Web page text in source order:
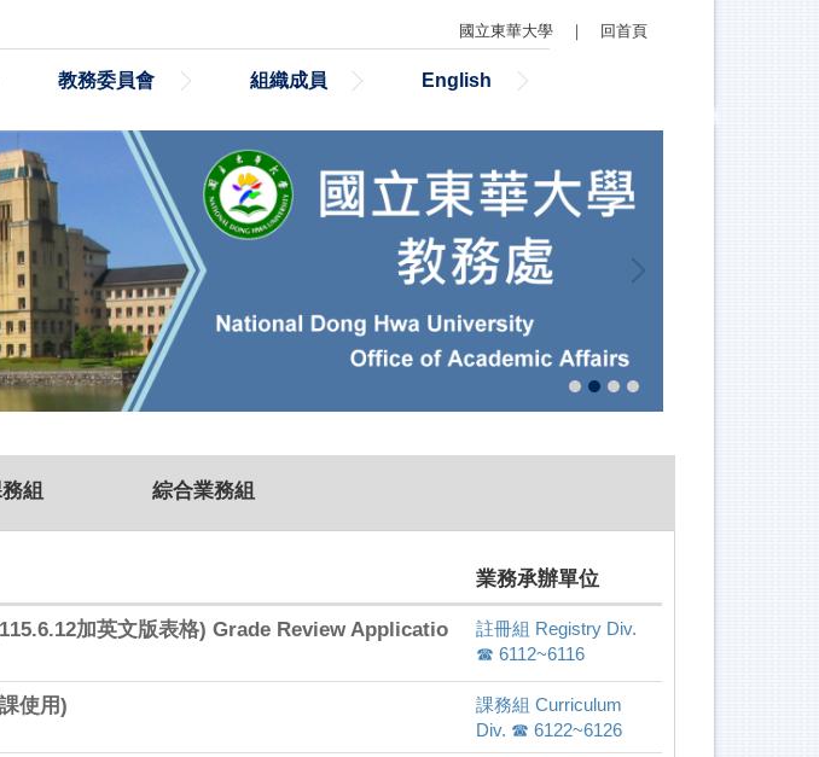
國立東華大學 回首頁
教務委員會 組織成員 English
組 綜合業務組
業務承辦單位
加英文版表格) Grade Review Applicatio
註冊組 Registry Div.
☎ 6112~6116
使用)
課務組 Curriculum
Div. ☎ 6122~6126